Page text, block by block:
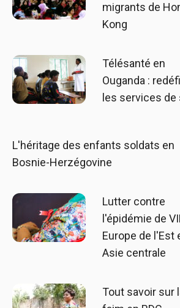
migrants de
Kong
Télésanté en
Ouganda :
les services de
L'héritage des enfants soldats en
Bosnie-Herzégovine
Lutter contre
l'épidémie de
Europe de l'Est
Asie centrale
Tout savoir sur